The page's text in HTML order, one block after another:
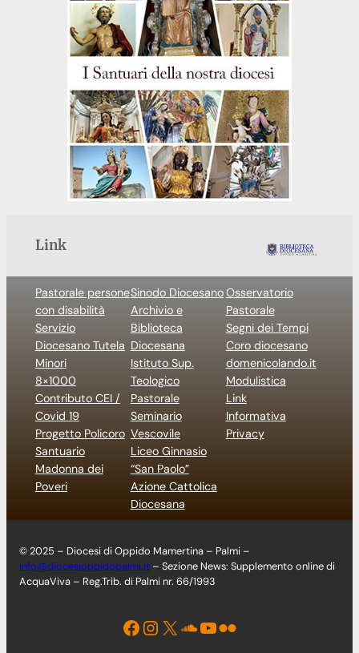
Link
Pastorale persone
con disabilità
Servizio
Diocesano Tutela
Minori
8×1000
Contributo CEI /
Covid 19
Progetto Policoro
Santuario
Madonna dei
Poveri
Sinodo Diocesano
Archivio e
Biblioteca
Diocesana
Istituto Sup.
Teologico
Pastorale
Seminario
Vescovile
Liceo Ginnasio
“San Paolo”
Azione Cattolica
Diocesana
Osservatorio
Pastorale
Segni dei Tempi
Coro diocesano
domenicolando.it
Modulistica
Link
Informativa
Privacy
© 2025 – Diocesi di Oppido Mamertina – Palmi –
info@diocesioppidopalmi.it – Sezione News: Supplemento online di
AcquaViva – Reg.Trib. di Palmi nr. 66/1993
Facebook Instagram X Soundcloud YouTube Flickr